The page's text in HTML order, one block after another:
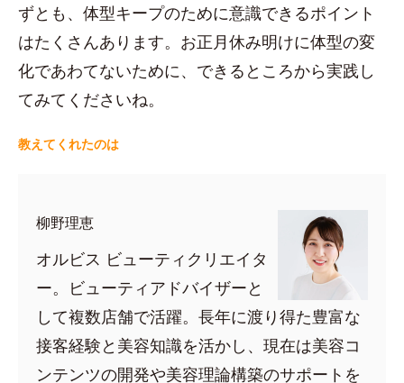
ずとも、体型キープのために意識できるポイント
はたくさんあります。お正月休み明けに体型の変
化であわてないために、できるところから実践し
てみてくださいね。
教えてくれたのは
柳野理恵
オルビス ビューティクリエイタ
ー。ビューティアドバイザーと
して複数店舗で活躍。長年に渡り得た豊富な
接客経験と美容知識を活かし、現在は美容コ
ンテンツの開発や美容理論構築のサポートを